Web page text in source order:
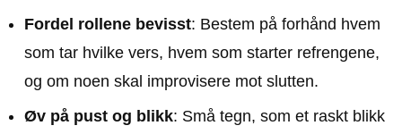
Fordel rollene bevisst: Bestem på forhånd hvem
som tar hvilke vers, hvem som starter refrengene,
og om noen skal improvisere mot slutten.
Øv på pust og blikk: Små tegn, som et raskt blikk